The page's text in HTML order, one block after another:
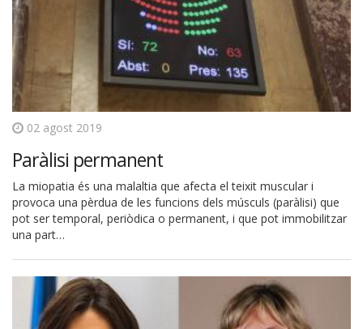
02 agost 2019
Paràlisi permanent
La miopatia és una malaltia que afecta el teixit muscular i
provoca una pèrdua de les funcions dels músculs (paràlisi) que
pot ser temporal, periòdica o permanent, i que pot immobilitzar
una part…